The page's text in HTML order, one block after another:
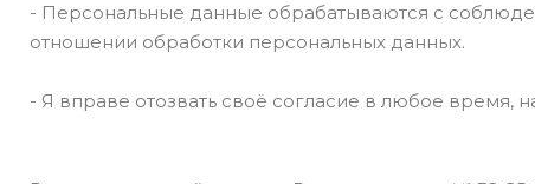
- Персональные данные обрабатываются с
отношении обработки персональных данных.
- Я вправе отозвать своё согласие в любое время,